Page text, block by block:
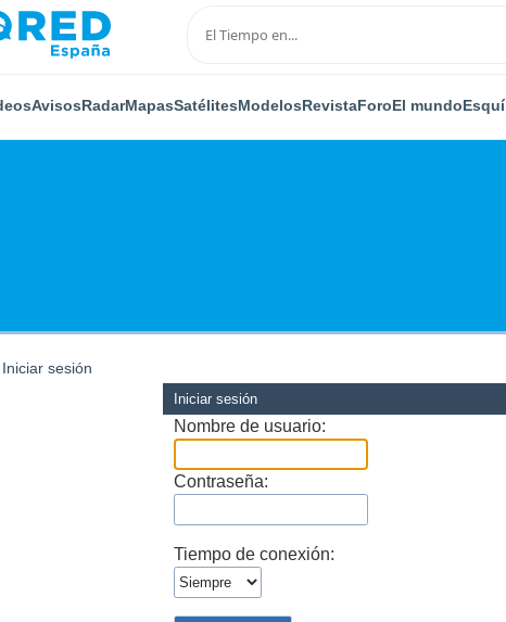
AvisosRadarMapasSatélitesModelosRevistaForoEl mundoEsquí
Iniciar sesión
Iniciar sesión
Nombre de usuario:
Contraseña:
Tiempo de conexión: